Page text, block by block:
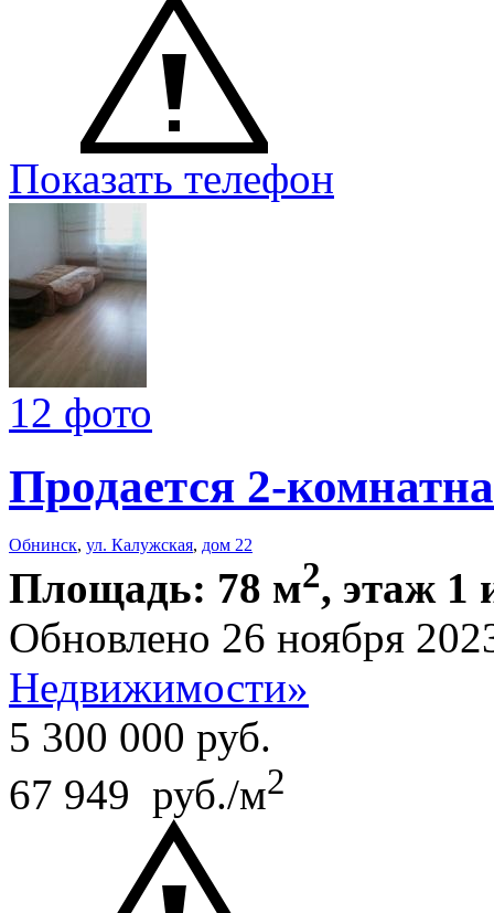
Показать телефон
12 фото
Продается 2-
Обнинск, ул. Калужская, дом 22
Площадь: 78 м2, этаж 1
Обновлено 26 ноября
Недвижимости»
5 300 000 руб.
67 949 руб./м2